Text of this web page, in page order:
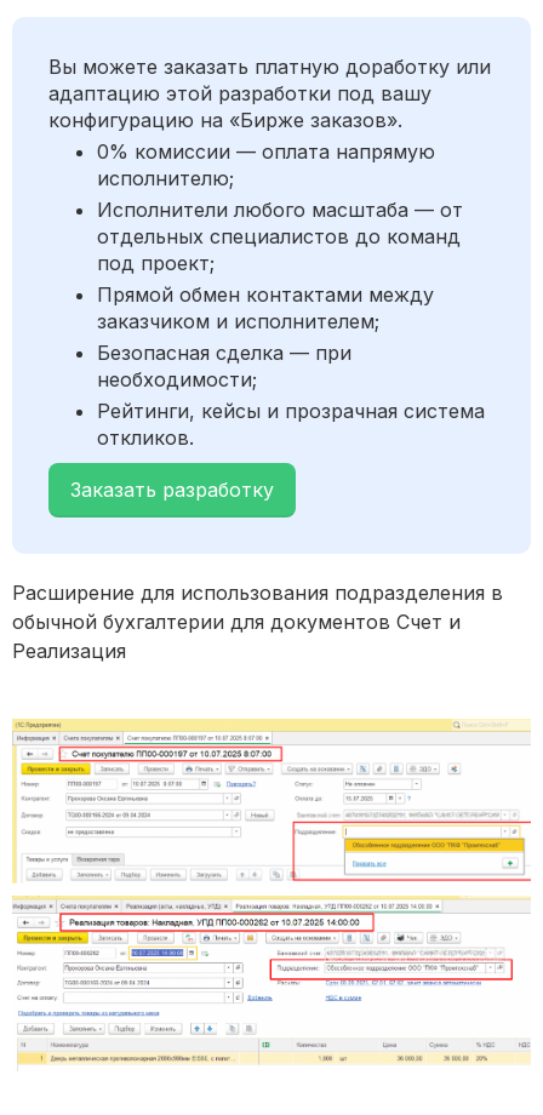
Вы можете заказать платную доработку или
адаптацию этой разработки под вашу
конфигурацию на «Бирже заказов».
0% комиссии — оплата напрямую
исполнителю;
Исполнители любого масштаба — от
отдельных специалистов до команд
под проект;
Прямой обмен контактами между
заказчиком и исполнителем;
Безопасная сделка — при
необходимости;
Рейтинги, кейсы и прозрачная система
откликов.
Заказать разработку
Расширение для использования подразделения в
обычной бухгалтерии для документов Счет и
Реализация